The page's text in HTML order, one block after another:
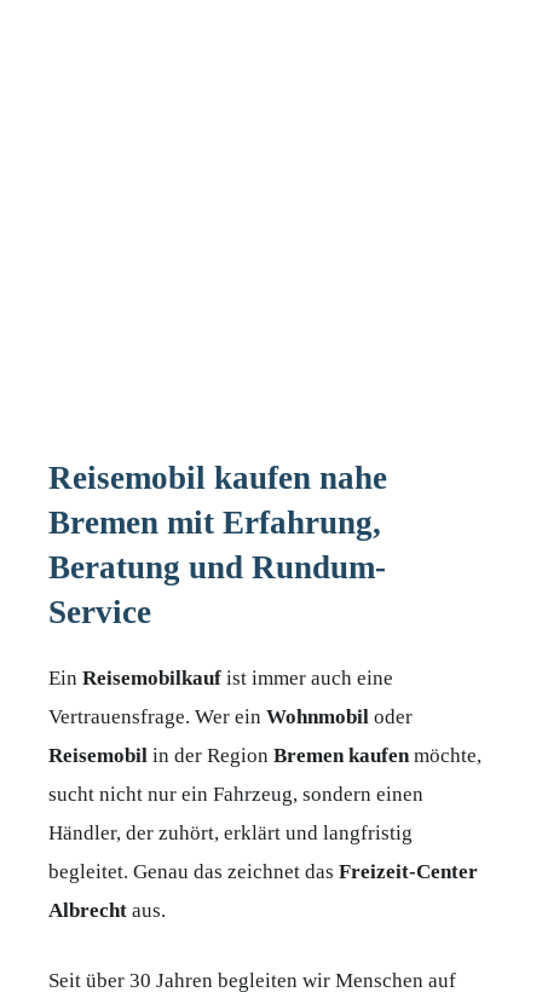
Reisemobil kaufen nahe
Bremen mit Erfahrung,
Beratung und Rundum-
Service
Ein Reisemobilkauf ist immer auch eine
Vertrauensfrage. Wer ein Wohnmobil oder
Reisemobil in der Region Bremen kaufenmöchte,
sucht nicht nur ein Fahrzeug, sondern einen
Händler, der zuhört, erklärt und langfristig
begleitet. Genau das zeichnet das Freizeit-Center
Albrecht aus.
Seit über 30 Jahren begleiten wir Menschen auf